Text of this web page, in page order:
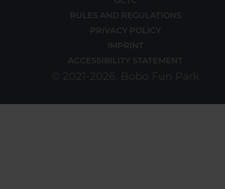
RULES AND REGULATIONS
PRIVACY POLICY
IMPRINT
ACCESSIBILITY STATEMENT
© 2021-2026. Bobo Fun Park